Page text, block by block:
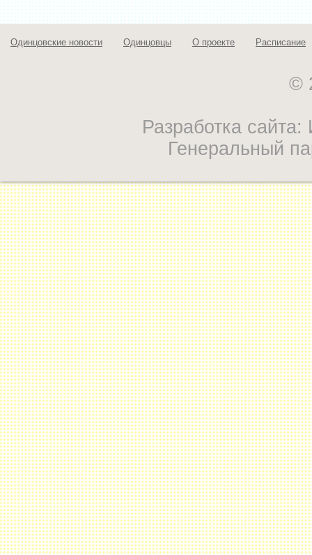
Одинцовские новости Одинцовцы О проекте Расписание
©
Разработка
Генеральный